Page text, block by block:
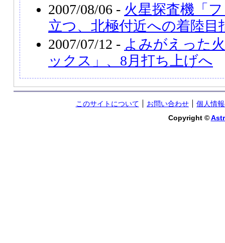
2007/08/06 - 火星探査機「
立つ、北極付近への着陸目
2007/07/12 - よみがえった
ックス」、8月打ち上げへ
このサイトについて お問い合わせ
個人情
Copyright ©